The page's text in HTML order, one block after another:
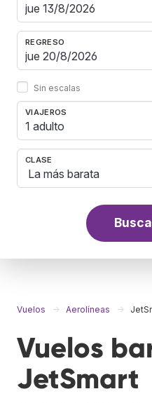
REGRESO
Sin escalas
VIAJEROS
1 adulto
CLASE
Vuelos Aerolíneas
Vuelos
JetSmart